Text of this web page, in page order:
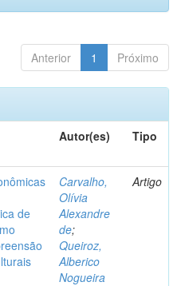
Anterior 1 Próximo
Autor(es) Tipo
de
Carvalho,
Olívia
Alexandre
de;
Queiroz,
Alberico
Nogueira
Artigo